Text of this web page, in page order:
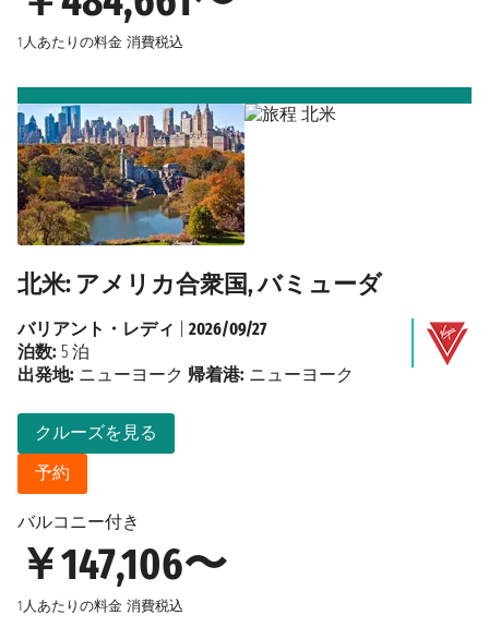
1人あたりの料金 消費税込
北米: アメリカ合衆国, バミューダ
バルコニー付き
￥147,106〜
1人あたりの料金 消費税込
クルーズを見る
予約
バリアント・レディ
2026/09/27
泊数: 5 泊
出発地: ニューヨーク 帰着港: ニューヨーク